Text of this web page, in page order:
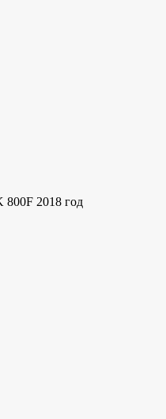
800F 2018 год